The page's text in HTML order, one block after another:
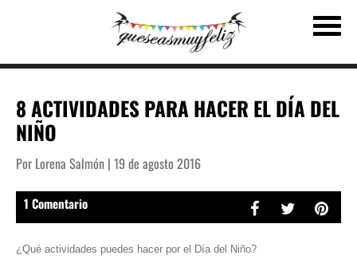
8 ACTIVIDADES PARA HACER EL DÍA DEL
NIÑO
Por Lorena Salmón | 19 de agosto 2016
1 Comentario
¿Qué actividades puedes hacer por el Día del Niño?